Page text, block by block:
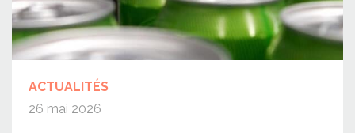
ACTUALITÉS
26 mai 2026